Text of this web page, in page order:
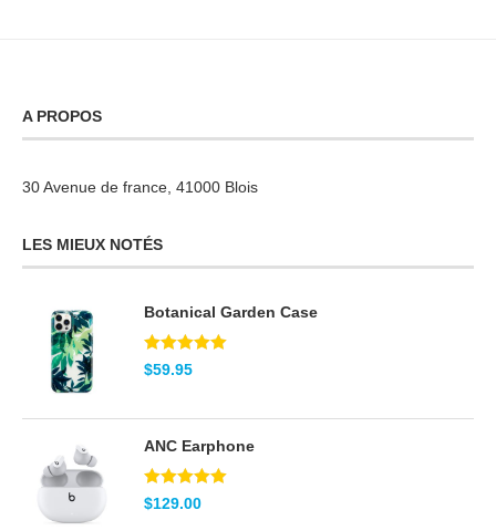
A PROPOS
30 Avenue de france, 41000 Blois
LES MIEUX NOTÉS
Botanical Garden Case
Note5.00
sur 5
$59.95
ANC Earphone
Note5.00
sur 5
$129.00